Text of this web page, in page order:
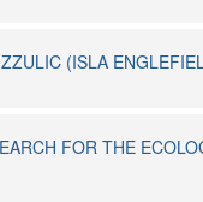
(ISLA
FOR THE